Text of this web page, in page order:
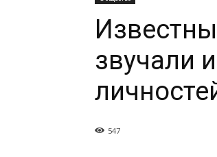
звучали
547